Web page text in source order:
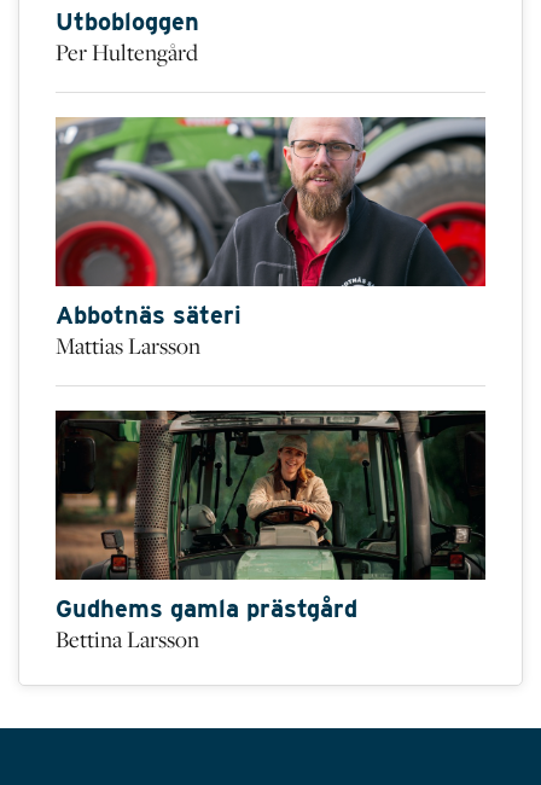
Utbobloggen
Per Hultengård
Abbotnäs säteri
Mattias Larsson
Gudhems gamla prästgård
Bettina Larsson